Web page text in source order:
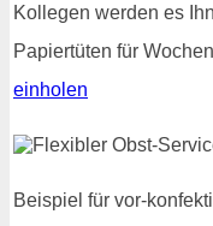
Kollegen werden es
Papiertüten für
einholen
Beispiel für vor-